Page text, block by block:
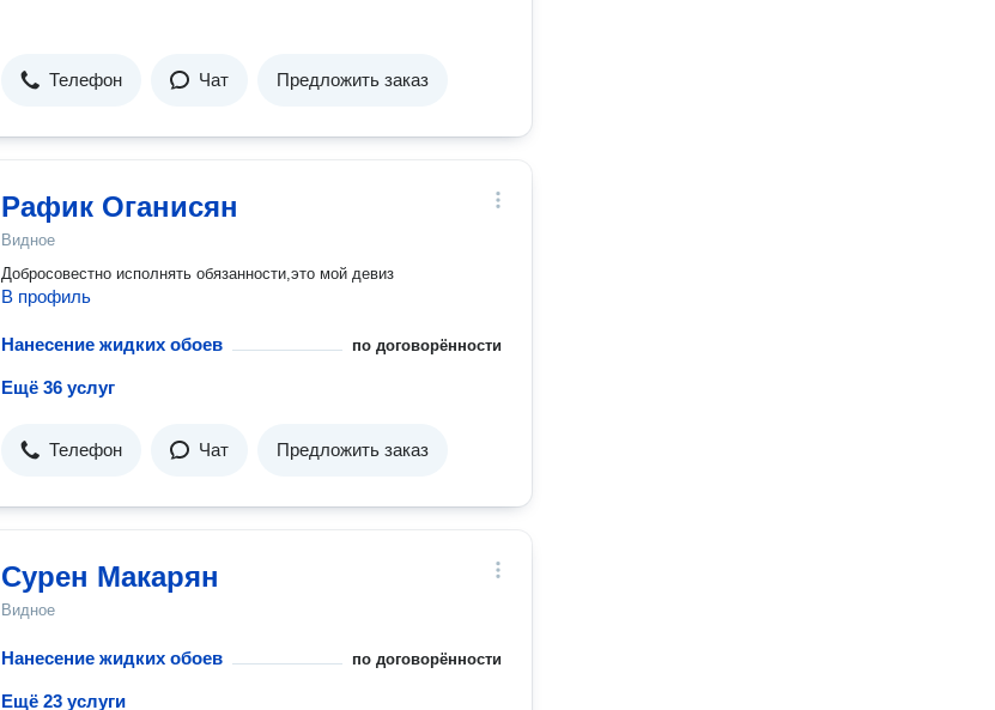
Телефон Чат Предложить заказ
Рафик Оганисян
Видное
Добросовестно исполнять обязанности,это мой девиз
В профиль
Нанесение жидких обоев по договорённости
Ещё 36 услуг
Телефон Чат Предложить заказ
Сурен Макарян
Видное
Нанесение жидких обоев по договорённости
Ещё 23 услуги